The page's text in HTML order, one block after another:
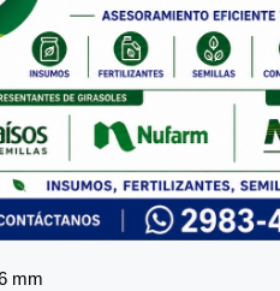
mm